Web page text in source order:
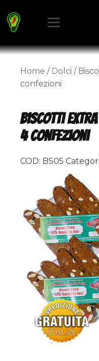
Home / Dolci /
confezioni
Biscotti
4 confezioni
COD: BS05